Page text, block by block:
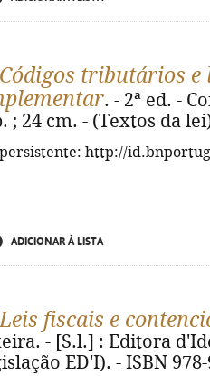
Códigos tributários e
. - 2ª ed. -
; 24 cm. - (Textos da
http://
ADICIONAR À LISTA
Leis fiscais e
- [S.l.] : Editora
ED'I). - ISBN